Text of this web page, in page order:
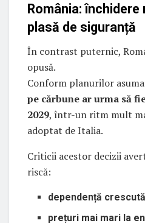
România: închidere
plasă de siguranță
În contrast puternic,
opusă.
Conform planurilor
pe cărbune ar urma să
2029, într-un ritm mult
adoptat de Italia.
Criticii acestor decizii
riscă:
dependență
prețuri mai mari la